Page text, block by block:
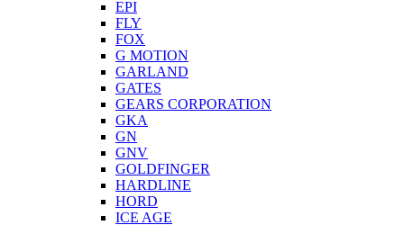
EPI
FLY
FOX
G MOTION
GARLAND
GATES
GEARS CORPORATION
GKA
GN
GNV
GOLDFINGER
HARDLINE
HORD
ICE AGE